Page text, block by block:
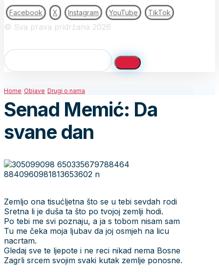
Facebook X Instagram YouTube TikTok
© Sva prava pridržana 2026
Home Objave Drugi o nama
Senad Memić: Da
svane dan
Zemljo ona tisućljetna što se u tebi sevdah rodi
Sretna li je duša ta što po tvojoj zemlji hodi.
Po tebi me svi poznaju, a ja s tobom nisam sam
Tu me čeka moja ljubav da joj osmjeh na licu
nacrtam.
Gledaj sve te ljepote i ne reci nikad nema Bosne
Zagrli srcem svojim svaki kutak zemlje ponosne.